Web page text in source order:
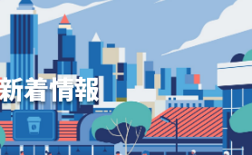
着情報